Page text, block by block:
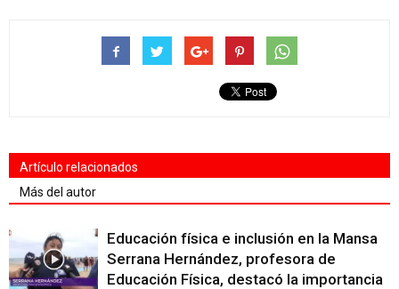
Artículo relacionados
Más del autor
Educación física e inclusión en la Mansa
Serrana Hernández, profesora de
Educación Física, destacó la importancia